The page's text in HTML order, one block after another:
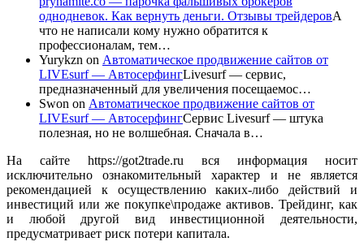
однодневок. Как вернуть деньги. Отзывы трейдеровА
что не написали кому нужно обратится к
профессионалам, тем…
Yurykzn on Автоматическое продвижение сайтов от
LIVEsurf — АвтосерфингLivesurf — сервис,
предназначенный для увеличения посещаемос…
Swon on Автоматическое продвижение сайтов от
LIVEsurf — АвтосерфингСервис Livesurf — штука
полезная, но не волшебная. Сначала в…
На сайте https://got2trade.ru вся информация носит
исключительно ознакомительный характер и не является
рекомендацией к осуществлению каких-либо действий и
инвестиций или же покупке\продаже активов. Трейдинг, как
и любой другой вид инвестиционной деятельности,
предусматривает риск потери капитала.